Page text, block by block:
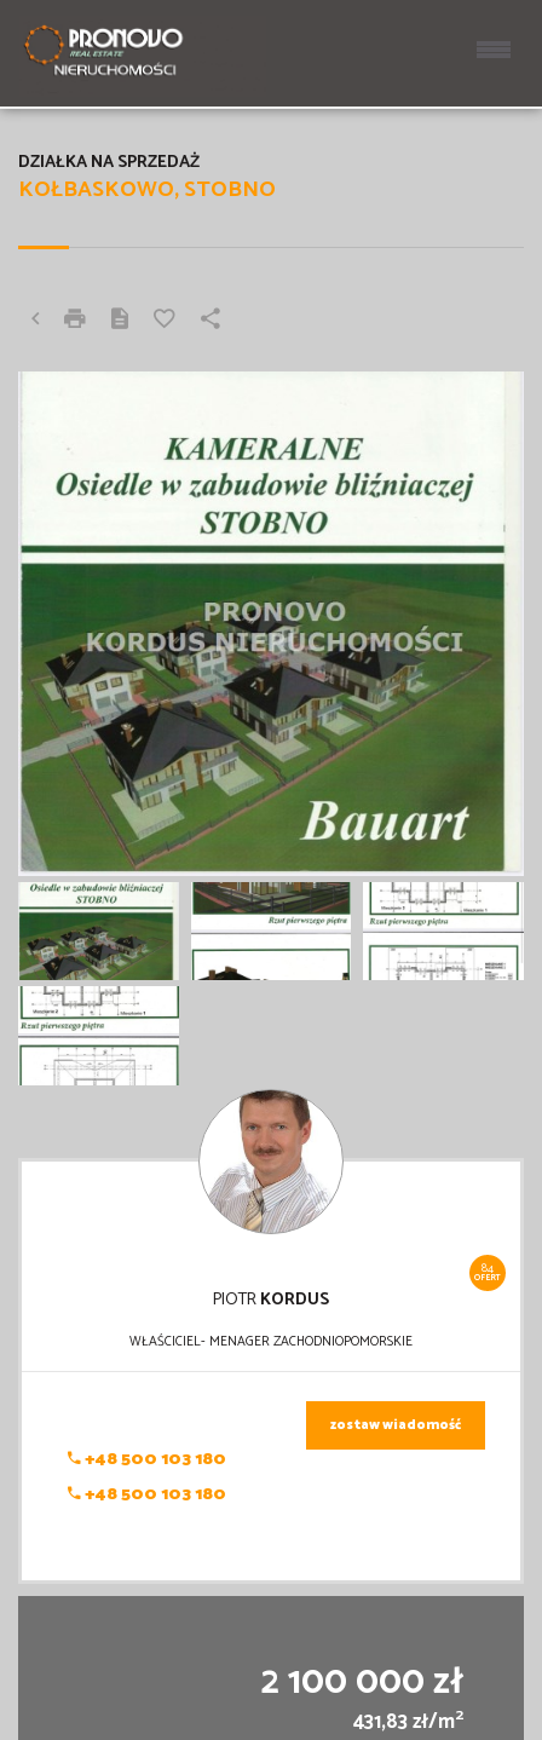
KOŁBASKOWO, STOBNO
DZIAŁKA NA SPRZEDAŻ
84
OFERT
PIOTRKORDUS
WŁAŚCICIEL- MENAGER ZACHODNIOPOMORSKIE
+48 500 103 180
+48 500 103 180
zostaw wiadomość
2 100 000 zł
431,83 zł/m2